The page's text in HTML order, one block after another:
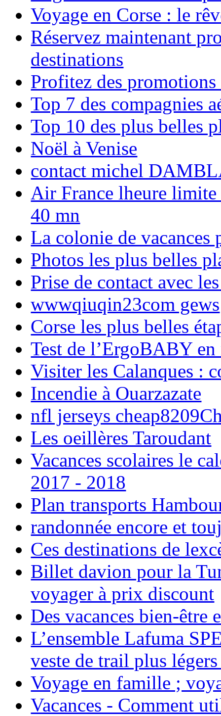
Voyage en Corse : le
Réservez maintenant
destinations
Profitez des
Top 7 des compagnies
Top 10 des plus belles
Noël à Venise
contact michel
Air France lheure limite
40 mn
La colonie de vacances
Photos les plus belles
Prise de contact avec
wwwqiuqin23com gews
Corse les plus belles
Test de l’ErgoBABY en
Visiter les Calanques :
Incendie à Ouarzazate
nfl jerseys
Les oeillères Taroudant
Vacances scolaires le
2017 - 2018
Plan transports
randonnée encore et
Ces destinations de
Billet davion pour la
voyager à prix discount
Des vacances bien-être
L’ensemble Lafuma
veste de trail plus
Voyage en famille ;
Vacances - Comment